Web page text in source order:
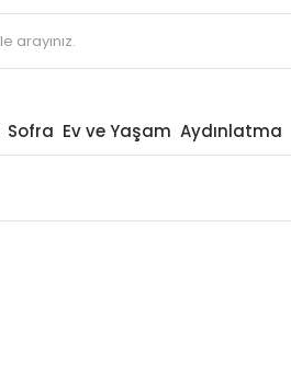
Sofra Ev ve Yaşam Aydınlatma